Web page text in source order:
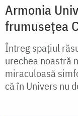
Armonia
frumusețea
Întreg spațiul
urechea noastră
miraculoasă
că în Univers nu